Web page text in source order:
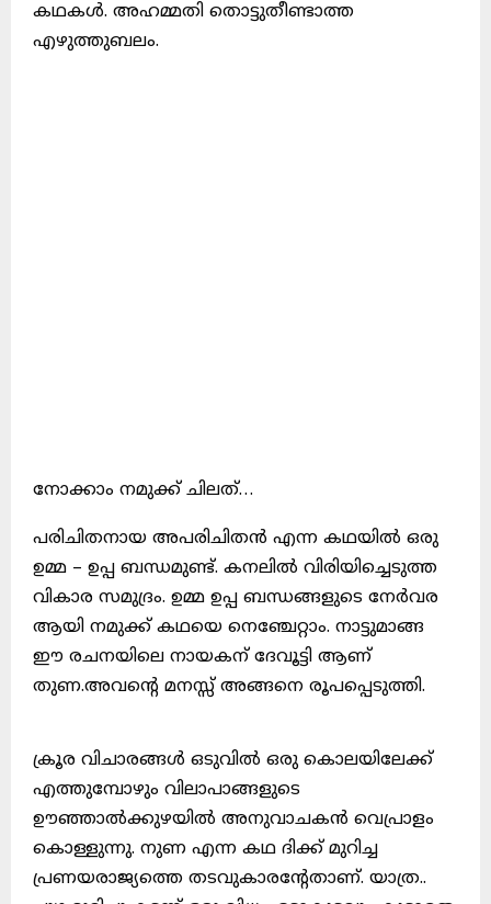
കഥകൾ. അഹമ്മതി തൊട്ടുതീണ്ടാത്ത
എഴുത്തുബലം.
നോക്കാം നമുക്ക് ചിലത്…
പരിചിതനായ അപരിചിതൻ എന്ന കഥയിൽ ഒരു
ഉമ്മ – ഉപ്പ ബന്ധമുണ്ട്. കനലിൽ വിരിയിച്ചെടുത്ത
വികാര സമുദ്രം. ഉമ്മ ഉപ്പ ബന്ധങ്ങളുടെ നേർവര
ആയി നമുക്ക് കഥയെ നെഞ്ചേറ്റാം. നാട്ടുമാങ്ങ
ഈ രചനയിലെ നായകന് ദേവൂട്ടി ആണ്
തുണ.അവൻ്റെ മനസ്സ് അങ്ങനെ രൂപപ്പെടുത്തി.
ക്രൂര വിചാരങ്ങൾ ഒടുവിൽ ഒരു കൊലയിലേക്ക്
എത്തുമ്പോഴും വിലാപാങ്ങളുടെ
ഊഞ്ഞാൽക്കുഴയിൽ അനുവാചകൻ വെപ്രാളം
കൊള്ളുന്നു. നുണ എന്ന കഥ ദിക്ക് മുറിച്ച
പ്രണയരാജ്യത്തെ തടവുകാരൻ്റേതാണ്. യാത്ര..